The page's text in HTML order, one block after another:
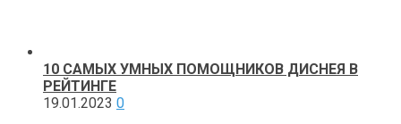
10 САМЫХ УМНЫХ ПОМОЩНИКОВ ДИСНЕЯ В
РЕЙТИНГЕ
19.01.2023 0